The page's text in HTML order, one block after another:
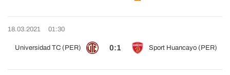
18.03.2021 01:30
Universidad TC (PER) 0:1 Sport Huancayo (PER)